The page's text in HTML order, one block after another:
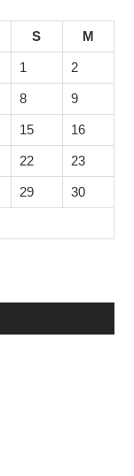
S M
1 2
8 9
15 16
22 23
29 30